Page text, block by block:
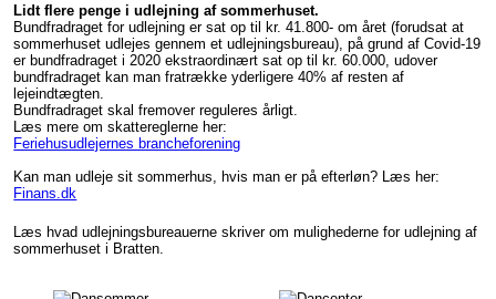
Lidt flere penge i udlejning af sommerhuset.
Bundfradraget for udlejning er sat op til kr. 41.800- om året (forudsat at
sommerhuset udlejes gennem et udlejningsbureau), på grund af Covid-19
er bundfradraget i 2020 ekstraordinært sat op til kr. 60.000, udover
bundfradraget kan man fratrække yderligere 40% af resten af
lejeindtægten.
Bundfradraget skal fremover reguleres årligt.
Læs mere om skattereglerne her:
Feriehusudlejernes brancheforening
Kan man udleje sit sommerhus, hvis man er på efterløn? Læs her:
Finans.dk
Læs hvad udlejningsbureauerne skriver om mulighederne for udlejning af
sommerhuset i Bratten.